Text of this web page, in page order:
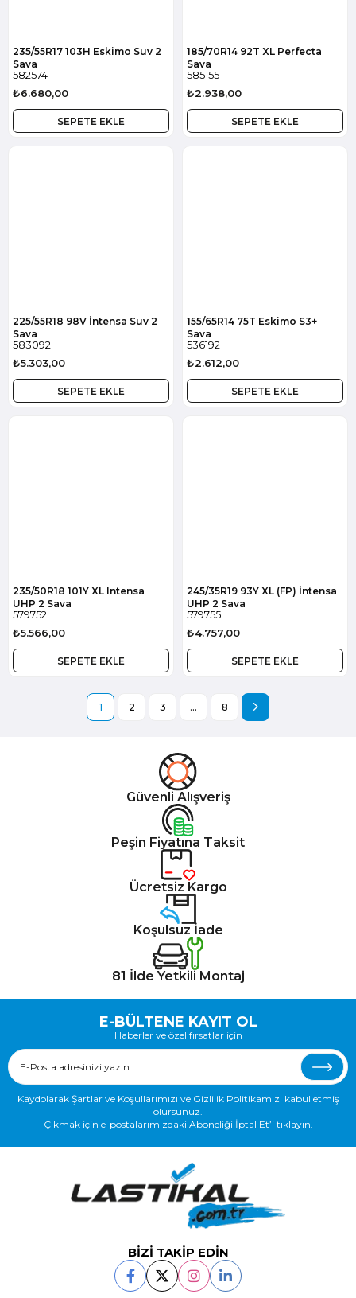
235/55R17 103H Eskimo Suv 2
Sava
582574
₺6.680,00
SEPETE EKLE
185/70R14 92T XL Perfecta
Sava
585155
₺2.938,00
SEPETE EKLE
225/55R18 98V İntensa Suv 2
Sava
583092
₺5.303,00
SEPETE EKLE
155/65R14 75T Eskimo S3+
Sava
536192
₺2.612,00
SEPETE EKLE
235/50R18 101Y XL Intensa
UHP 2 Sava
579752
₺5.566,00
SEPETE EKLE
245/35R19 93Y XL (FP) İntensa
UHP 2 Sava
579755
₺4.757,00
SEPETE EKLE
1 2 3 ... 8
Güvenli Alışveriş
Peşin Fiyatına Taksit
Ücretsiz Kargo
Koşulsuz İade
81 İlde Yetkili Montaj
E-BÜLTENE KAYIT OL
Haberler ve özel fırsatlar için
Kaydolarak Şartlar ve Koşullarımızı ve Gizlilik Politikamızı kabul etmiş
olursunuz.
Çıkmak için e-postalarımızdaki Aboneliği İptal Et’i tıklayın.
BİZİ TAKİP EDİN